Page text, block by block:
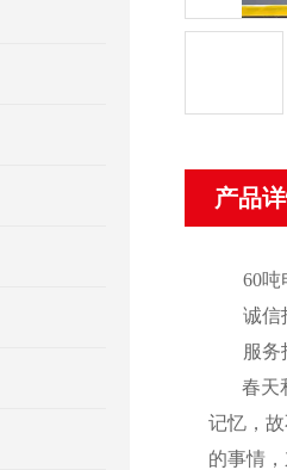
产品
60吨
诚信
服务
春天
记忆，
的事情